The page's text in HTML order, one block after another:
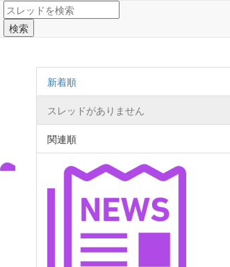
新着順
スレッドがありません
関連順